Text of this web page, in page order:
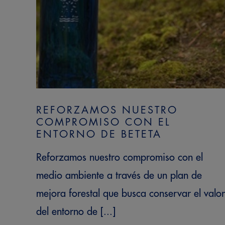
REFORZAMOS NUESTRO
COMPROMISO CON EL
ENTORNO DE BETETA
Reforzamos nuestro compromiso con el
medio ambiente a través de un plan de
mejora forestal que busca conservar el valor
del entorno de [...]